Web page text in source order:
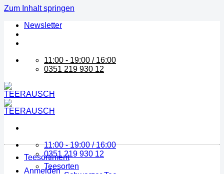
Zum Inhalt springen
Newsletter
11:00 - 19:00 / 16:00
0351 219 930 12
11:00 - 19:00 / 16:00
0351 219 930 12
Anmelden
Teesortiment
Teesorten